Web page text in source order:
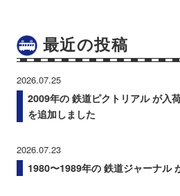
最近の投稿
2026.07.25
2009年の 鉄道ピクトリアル が入
を追加しました
2026.07.23
1980〜1989年の 鉄道ジャーナル